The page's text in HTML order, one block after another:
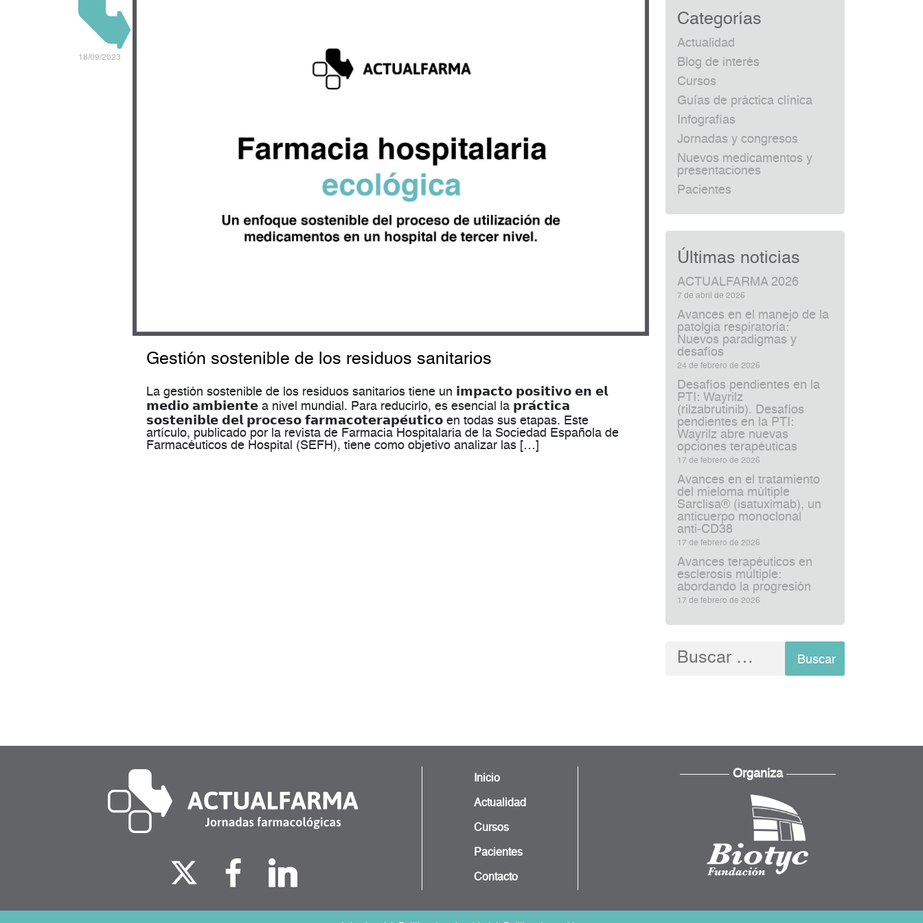
18/09/2023
Gestión sostenible de los residuos sanitarios
La gestión sostenible de los residuos sanitarios tiene un 𝗶𝗺𝗽𝗮𝗰𝘁𝗼 𝗽𝗼𝘀𝗶𝘁𝗶𝘃𝗼 𝗲𝗻 𝗲𝗹
𝗺𝗲𝗱𝗶𝗼 𝗮𝗺𝗯𝗶𝗲𝗻𝘁𝗲 a nivel mundial. Para reducirlo, es esencial la 𝗽𝗿𝗮́𝗰𝘁𝗶𝗰𝗮
𝘀𝗼𝘀𝘁𝗲𝗻𝗶𝗯𝗹𝗲 𝗱𝗲𝗹 𝗽𝗿𝗼𝗰𝗲𝘀𝗼 𝗳𝗮𝗿𝗺𝗮𝗰𝗼𝘁𝗲𝗿𝗮𝗽𝗲́𝘂𝘁𝗶𝗰𝗼 en todas sus etapas. Este
artículo, publicado por la revista de Farmacia Hospitalaria de la Sociedad Española de
Farmacéuticos de Hospital (SEFH), tiene como objetivo analizar las […]
Categorías
Actualidad
Blog de interés
Cursos
Guías de práctica clínica
Infografías
Jornadas y congresos
Nuevos medicamentos y
presentaciones
Pacientes
Últimas noticias
ACTUALFARMA 2026
7 de abril de 2026
Avances en el manejo de la
patolgia respiratoria:
Nuevos paradigmas y
desafíos
24 de febrero de 2026
Desafíos pendientes en la
PTI: Wayrilz
(rilzabrutinib). Desafíos
pendientes en la PTI:
Wayrilz abre nuevas
opciones terapéuticas
17 de febrero de 2026
Avances en el tratamiento
del mieloma múltiple
Sarclisa® (isatuximab), un
anticuerpo monoclonal
anti‑CD38
17 de febrero de 2026
Avances terapéuticos en
esclerosis múltiple:
abordando la progresión
17 de febrero de 2026
Buscar:
Inicio
Actualidad
Cursos
Pacientes
Contacto
Organiza